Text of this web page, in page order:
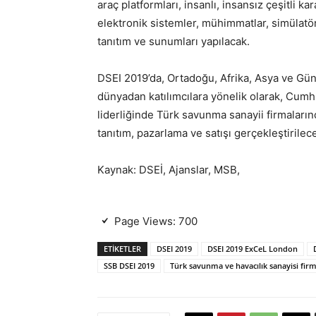
araç platformları, insanlı, insansız çeşitli
elektronik sistemler, mühimmatlar,
tanıtım ve sunumları yapılacak.
DSEI 2019’da, Ortadoğu, Afrika, Asya ve
dünyadan katılımcılara yönelik olarak,
liderliğinde Türk savunma sanayii
tanıtım, pazarlama ve satışı
Kaynak: DSEİ, Ajanslar, MSB,
Page Views: 700
ETIKETLER DSEI 2019 DSEI 2019 ExCeL London
SSB DSEI 2019
Türk savunma ve havacılık sanayisi